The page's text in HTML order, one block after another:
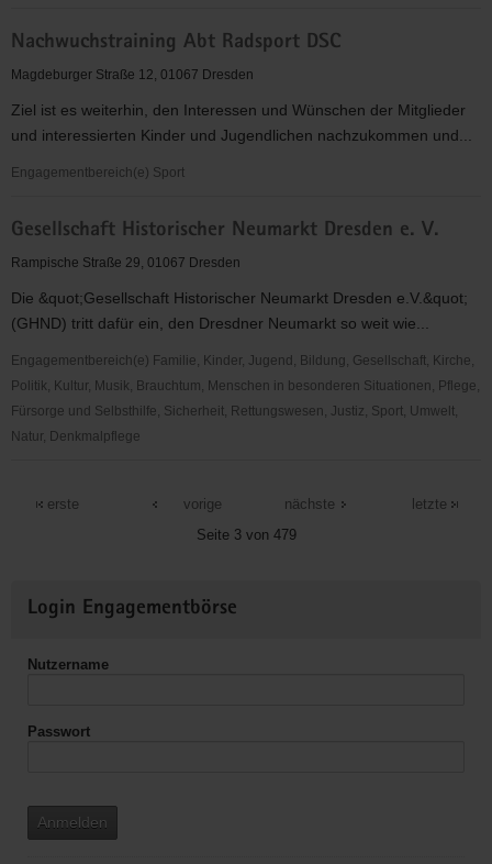
des
Deutschen
(JDAV),
Landesgeschäftsstelle
Sachsen
Nachwuchstraining Abt Radsport DSC
Magdeburger Straße 12, 01067 Dresden
Ziel ist es weiterhin, den Interessen und Wünschen der Mitglieder
und interessierten Kinder und Jugendlichen nachzukommen und...
Engagementbereich(e) Sport
Abt
Radsport
Gesellschaft Historischer Neumarkt Dresden e. V.
Rampische Straße 29, 01067 Dresden
Die &quot;Gesellschaft Historischer Neumarkt Dresden e.V.&quot;
(GHND) tritt dafür ein, den Dresdner Neumarkt so weit wie...
Engagementbereich(e) Familie, Kinder, Jugend, Bildung, Gesellschaft, Kirche,
Politik, Kultur, Musik, Brauchtum, Menschen in besonderen Situationen, Pflege,
Fürsorge und Selbsthilfe, Sicherheit, Rettungswesen, Justiz, Sport, Umwelt,
Natur, Denkmalpflege
Historischer
erste
vorige
Seite 3 von 479
nächste letzte
Informationen
Login Engagementbörse
Nutzername
Passwort
Anmelden